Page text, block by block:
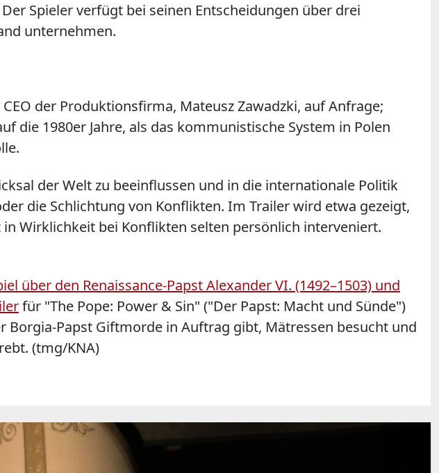
Spieler verfügt bei seinen Entscheidungen über drei
unternehmen.
der Produktionsfirma, Mateusz Zawadzki, auf Anfrage;
die 1980er Jahre, als das kommunistische System in Polen
der Welt zu beeinflussen und in die internationale Politik
die Schlichtung von Konflikten. Im Trailer wird etwa gezeigt,
Wirklichkeit bei Konflikten selten persönlich interveniert.
über den Renaissance-Papst Alexander VI. (1492–1503) und
für "The Pope: Power & Sin" ("Der Papst: Macht und Sünde")
Borgia-Papst Giftmorde in Auftrag gibt, Mätressen besucht und
(tmg/KNA)